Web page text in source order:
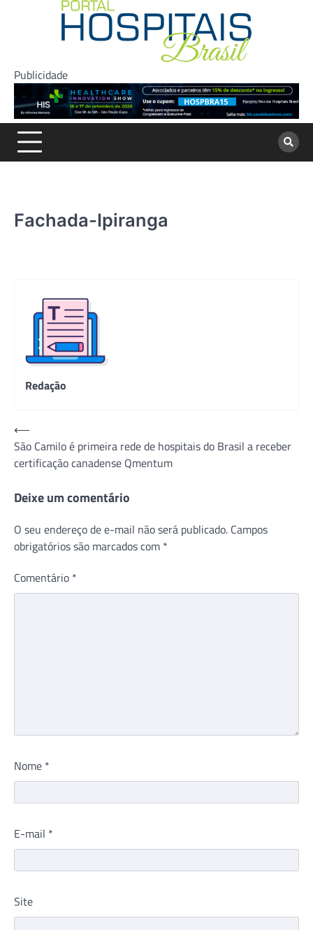
Publicidade
Fachada-Ipiranga
Redação
Navegação
de
Post
⟵
São Camilo é primeira rede de hospitais do Brasil a receber
certificação canadense Qmentum
Deixe um comentário
O seu endereço de e-mail não será publicado. Campos
obrigatórios são marcados com *
Comentário *
Nome *
E-mail *
Site